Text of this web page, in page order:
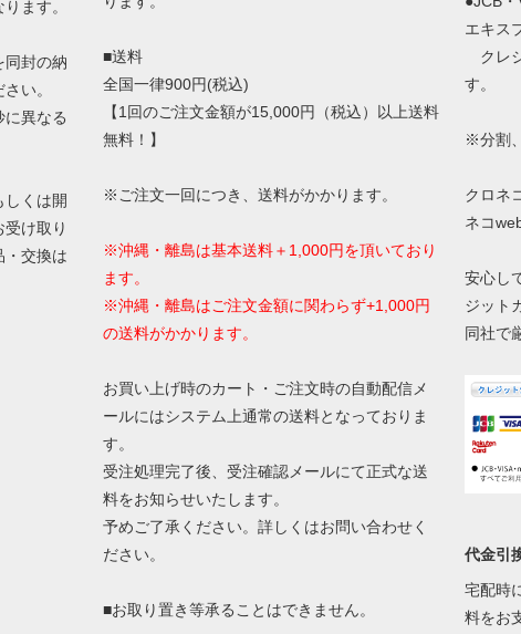
ます。
同封の納
い。
異なる
くは開
け取り
・交換は
■送料
全国一律900円(税込)
【1回のご注文金額が15,000円（税込）以上送料
無料！】
※ご注文一回につき、送料がかかります。
※沖縄・離島は基本送料＋1,000円を頂いており
ます。
※沖縄・離島はご注文金額に関わらず+1,000円
の送料がかかります。
お買い上げ時のカート・ご注文時の自動配信メ
ールにはシステム上通常の送料となっておりま
す。
受注処理完了後、受注確認メールにて正式な送
料をお知らせいたします。
予めご了承ください。詳しくはお問い合わせく
ださい。
■お取り置き等承ることはできません。
エキス
クレ
す。
※分割
クロネ
ネコ
安心し
ジット
同社で
代金引
宅配時
料をお